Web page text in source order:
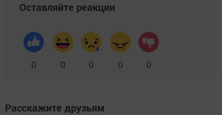
Оставляйте реакции
0 0 0 0 0
Расскажите друзьям